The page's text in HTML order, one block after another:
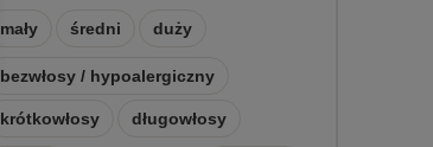
mały średni duży
bezwłosy / hypoalergiczny
krótkowłosy długowłosy